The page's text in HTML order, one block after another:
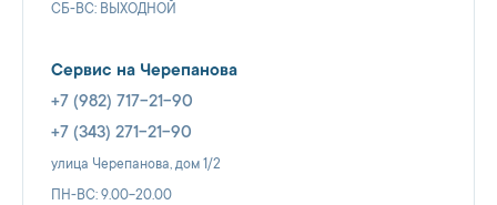
СБ-ВС: ВЫХОДНОЙ
Сервис на Черепанова
+7 (982) 717-21-90
+7 (343) 271-21-90
улица Черепанова, дом 1/2
ПН-ВС: 9.00-20.00